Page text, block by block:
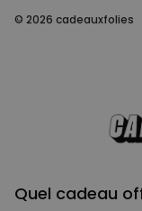
© 2026 cadeauxfolies
Quel cadeau